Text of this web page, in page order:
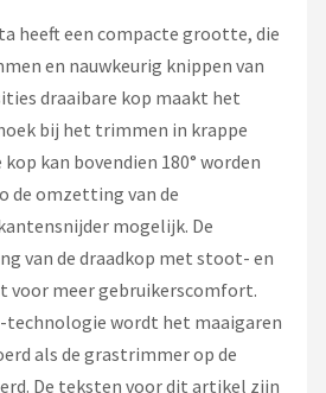
heeft een compacte grootte, die
en nauwkeurig knippen van
draaibare kop maakt het
bij het trimmen in krappe
kan bovendien 180° worden
de omzetting van de
mogelijk. De
van de draadkop met stoot- en
voor meer gebruikerscomfort.
technologie wordt het maaigaren
als de grastrimmer op de
De teksten voor dit artikel zijn